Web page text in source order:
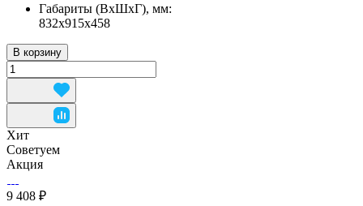
Габариты (ВхШхГ), мм:
832x915x458
В корзину
Хит
Советуем
Акция
9 408 ₽